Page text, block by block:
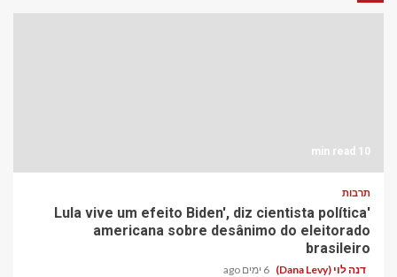
10 min read
תרבות
'Lula vive um efeito Biden', diz cientista política
americana sobre desânimo do eleitorado
brasileiro
דנה לוי (Dana Levy) 6 ימים ago